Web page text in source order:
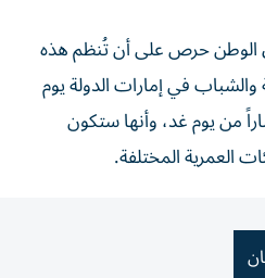
الوطن حرص على أن تُنظم هذه
في إمارات الدولة يوم
من يوم غد، وأنها ستكون
العمرية المختلفة.